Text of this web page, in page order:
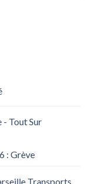
- Tout Sur
: Grève
Transports